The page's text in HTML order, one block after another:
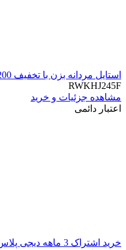
استایل مردانه بزن با تخفیف 200 هزار تومانی دیجی استایل
RWKHJ245F
مشاهده جزئیات و خرید
اعتبار دائمی
خرید اشتراک 3 ماهه دیجی پلاس با 42% تخفیف